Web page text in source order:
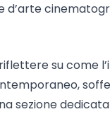
d’arte
su come
sezione